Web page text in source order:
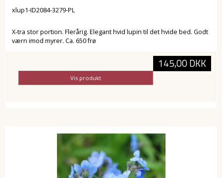
xlup1-ID2084-3279-PL
X-tra stor portion. Flerårig. Elegant hvid lupin til det hvide bed. Godt
værn imod myrer. Ca. 650 frø
145,00 DKK
Vis produkt